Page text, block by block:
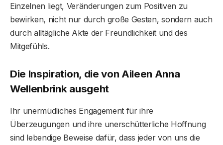
Einzelnen liegt, Veränderungen zum Positiven zu
bewirken, nicht nur durch große Gesten, sondern auch
durch alltägliche Akte der Freundlichkeit und des
Mitgefühls.
Die Inspiration, die von Aileen Anna
Wellenbrink ausgeht
Ihr unermüdliches Engagement für ihre
Überzeugungen und ihre unerschütterliche Hoffnung
sind lebendige Beweise dafür, dass jeder von uns die